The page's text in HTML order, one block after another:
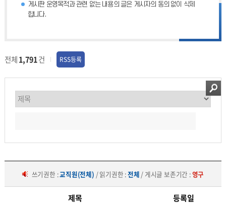
게시판 운영목적과 관련 없는 내용의 글은 게시자의 동의 없이 삭제
합니다.
전체1,791건 RSS등록
쓰기권한 :교직원(전체) / 읽기권한 :전체 / 게시글 보존기간 :영구
제목 등록일